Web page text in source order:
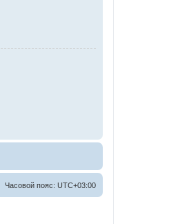
Часовой пояс: UTC+03:00